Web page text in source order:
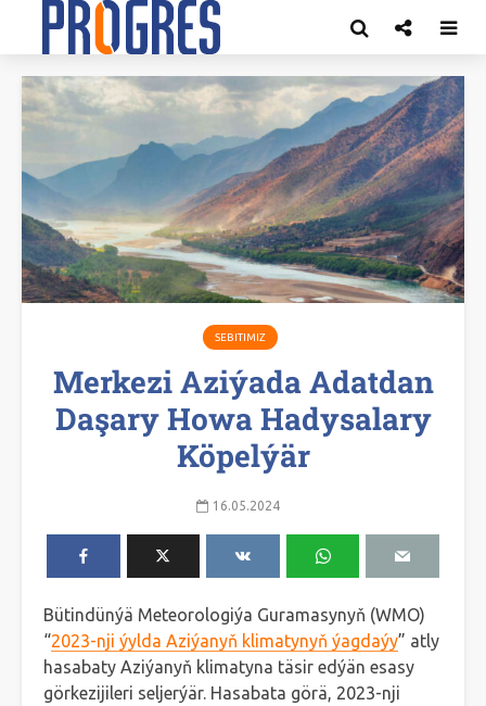
SEBITIMIZ
Merkezi Aziýada Adatdan
Daşary Howa Hadysalary
Köpelýär
16.05.2024
Bütindünýä Meteorologiýa Guramasynyň (WMO)
“2023-nji ýylda Aziýanyň klimatynyň ýagdaýy” atly
hasabaty Aziýanyň klimatyna täsir edýän esasy
görkezijileri seljerýär. Hasabata görä, 2023-nji